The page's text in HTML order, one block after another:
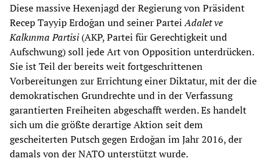
Diese massive Hexenjagd der Regierung von Präsident
Recep Tayyip Erdoğan und seiner ParteiAdalet ve
Kalkınma Partisi(AKP, Partei für Gerechtigkeit und
Aufschwung) soll jede Art von Opposition unterdrücken.
Sie ist Teil der bereits weit fortgeschrittenen
Vorbereitungen zur Errichtung einer Diktatur, mit der die
demokratischen Grundrechte und in der Verfassung
garantierten Freiheiten abgeschafft werden. Es handelt
sich um die größte derartige Aktion seit dem
gescheiterten Putsch gegen Erdoğan im Jahr 2016, der
damals von der NATO unterstützt wurde.